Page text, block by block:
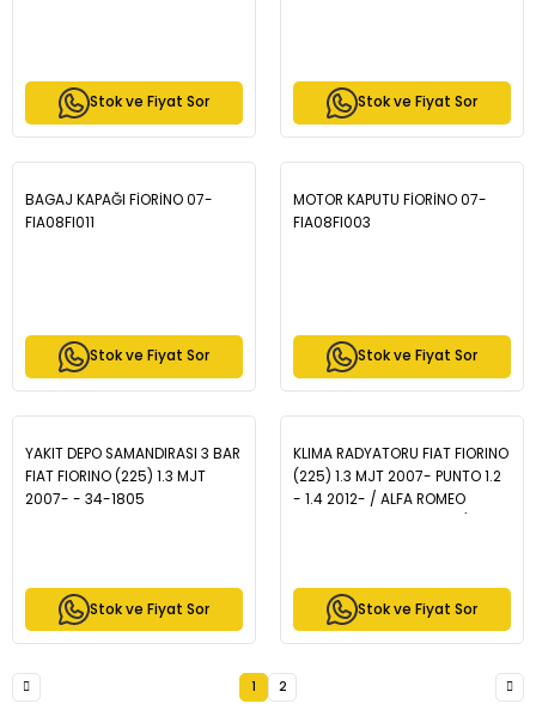
Stok ve Fiyat Sor Stok ve Fiyat Sor
BAGAJ KAPAĞI FİORİNO 07-
FIA08FI011
Stok ve Fiyat Sor
MOTOR KAPUTU FİORİNO 07-
FIA08FI003
Stok ve Fiyat Sor
YAKIT DEPO SAMANDIRASI 3 BAR
FIAT FIORINO (225) 1.3 MJT
2007- - 34-1805
Stok ve Fiyat Sor
KLIMA RADYATORU FIAT FIORINO
(225) 1.3 MJT 2007- PUNTO 1.2
- 1.4 2012- / ALFA ROMEO
Stok ve Fiyat Sor
1 2